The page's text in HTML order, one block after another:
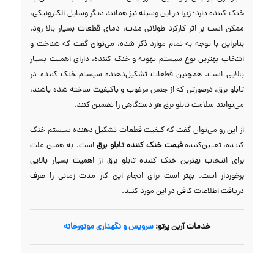
خنک کننده دارد؛ زیرا در این وسیله نیز همانند دیگر وسایل الکترونیکی،
ممکن است بر اثر کارکرد طولانی مدت، دمای قطعات بسیار بالا رود.
بنابراین با توجه به تمام موارد ذکر شده، می‌توان گفت که شناخت و
انتخاب بهترین نوع سیستم تهویه و خنک کننده، دارای اهمیت بسیار
بالایی است. همچنین قطعات تشکیل‌دهنده سیستم خنک کننده در
تابلو برق، در‌صورتی که از جنس مرغوب و با‌کیفیت ساخته شده باشند،
می‌توانند سلامت تابلو برق هر دستگاهی را تضمین کنند.
از این رو می‌توان گفت که کیفیت قطعات تشکیل دهنده سیستم خنک
کننده، تعیین‌کنندهقیمت خنک کننده تابلو برقاست. به همین علت
برای انتخاب بهترین خنک کننده تابلو برق از اهمیت بسیار بالایی
برخوردار است. بهتر است برای انجام این کار مدت زمانی را صرف
دریافت اطلاعات کافی در این مورد کنید.
خدمات آرین پرتو: سرويس و نگهداری موتورخانه